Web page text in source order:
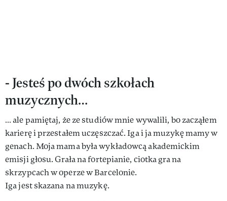
- Jesteś po dwóch szkołach
muzycznych…
… ale pamiętaj, że ze studiów mnie wywalili, bo zacząłem
karierę i przestałem uczęszczać. Iga i ja muzykę mamy w
genach. Moja mama była wykładowcą akademickim
emisji głosu. Grała na fortepianie, ciotka gra na
skrzypcach w operze w Barcelonie.
Iga jest skazana na muzykę.